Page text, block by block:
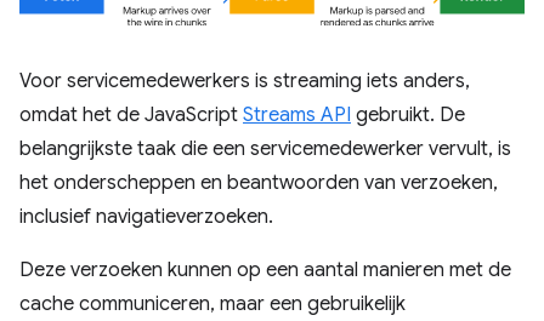
Voor servicemedewerkers is streaming iets anders,
omdat het de JavaScript Streams API gebruikt. De
belangrijkste taak die een servicemedewerker vervult, is
het onderscheppen en beantwoorden van verzoeken,
inclusief navigatieverzoeken.
Deze verzoeken kunnen op een aantal manieren met de
cache communiceren, maar een gebruikelijk